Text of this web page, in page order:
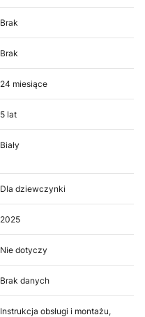
Brak
Brak
24 miesiące
5 lat
Biały
Dla dziewczynki
2025
Nie dotyczy
Brak danych
Instrukcja obsługi i montażu,